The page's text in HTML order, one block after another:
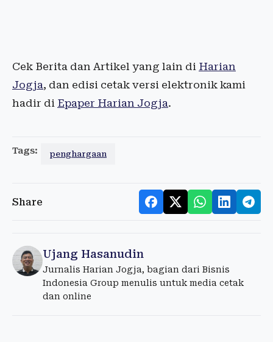
Cek Berita dan Artikel yang lain di Harian
Jogja, dan edisi cetak versi elektronik kami
hadir di Epaper Harian Jogja.
Tags: penghargaan
Share
Ujang Hasanudin
Jurnalis Harian Jogja, bagian dari Bisnis
Indonesia Group menulis untuk media cetak
dan online